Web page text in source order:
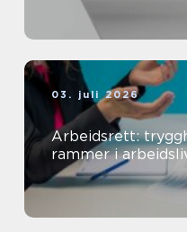
03. juli 2026
Arbeidsrett:
rammer i